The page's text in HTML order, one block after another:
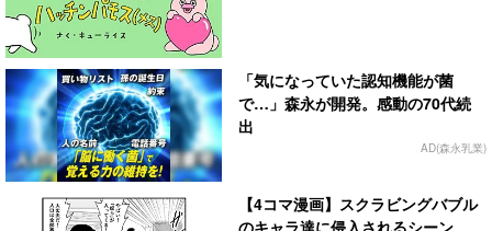
「気になっていた認知機能が菌
で…」森永が開発。感動の70代続
出
AD(森永乳業)
【4コマ漫画】スクラビングバブル
のキャラ達に侵入されるシーン